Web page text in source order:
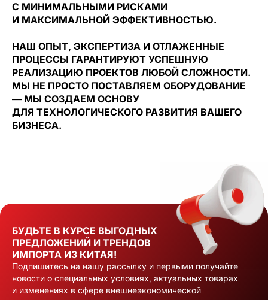
С МИНИМАЛЬНЫМИ РИСКАМИ
И МАКСИМАЛЬНОЙ ЭФФЕКТИВНОСТЬЮ.
НАШ ОПЫТ, ЭКСПЕРТИЗА И ОТЛАЖЕННЫЕ
ПРОЦЕССЫ ГАРАНТИРУЮТ УСПЕШНУЮ
РЕАЛИЗАЦИЮ ПРОЕКТОВ ЛЮБОЙ СЛОЖНОСТИ.
МЫ НЕ ПРОСТО ПОСТАВЛЯЕМ ОБОРУДОВАНИЕ
— МЫ СОЗДАЕМ ОСНОВУ
ДЛЯ ТЕХНОЛОГИЧЕСКОГО РАЗВИТИЯ ВАШЕГО
БИЗНЕСА.
БУДЬТЕ В КУРСЕ ВЫГОДНЫХ
ПРЕДЛОЖЕНИЙ И ТРЕНДОВ
ИМПОРТА ИЗ КИТАЯ!
Подпишитесь на нашу рассылку и первыми получайте
новости о специальных условиях, актуальных товарах
и изменениях в сфере внешнеэкономической